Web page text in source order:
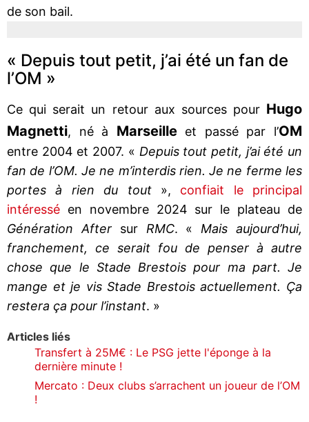
de son bail.
« Depuis tout petit, j’ai été un fan de
l’OM »
Ce qui serait un retour aux sources pour Hugo
Magnetti, né à Marseilleet passé par l’OM
entre 2004 et 2007. « Depuis tout petit, j’ai été un
fan de l’OM. Je ne m’interdis rien. Je ne ferme les
portes à rien du tout », confiait le principal
intéressé en novembre 2024 sur le plateau de
Génération Aftersur RMC. « Mais aujourd’hui,
franchement, ce serait fou de penser à autre
chose que le Stade Brestois pour ma part. Je
mange et je vis Stade Brestois actuellement. Ça
restera ça pour l’instant. »
Articles liés
Transfert à 25M€ : Le PSG jette l'éponge à la
dernière minute !
Mercato : Deux clubs s’arrachent un joueur de l’OM
!